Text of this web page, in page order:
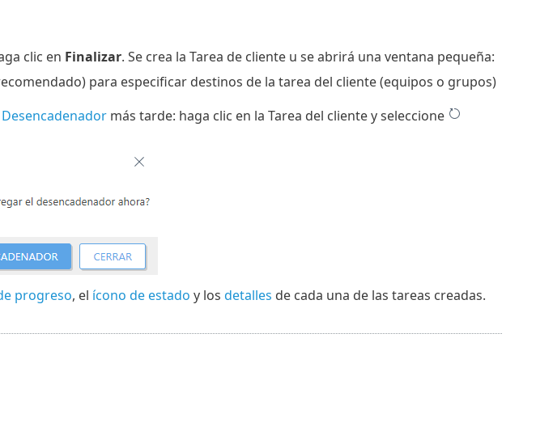
clic en Finalizar. Se crea la Tarea de cliente u se abrirá una ventana pequeña:
para especificar destinos de la tarea del cliente (equipos o grupos)
Desencadenadormás tarde: haga clic en la Tarea del cliente y seleccione
progreso, el ícono de estado y los detalles de cada una de las tareas creadas.